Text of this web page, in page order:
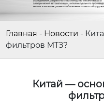
Главная - Новости -
фильтров МТЗ?
Китай —